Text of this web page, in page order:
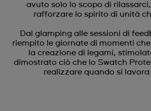
avuto solo lo scopo di
rafforzare lo spirito di unità
Dal glamping alle sessioni di
riempito le giornate di momenti
la creazione di legami,
dimostrato ciò che lo Swatch
realizzare quando si lavora